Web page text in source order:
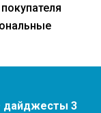
дайджесты 3